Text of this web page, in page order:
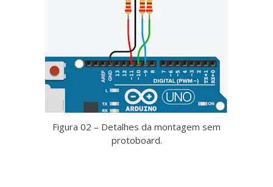
Figura 02 – Detalhes da montagem sem
protoboard.